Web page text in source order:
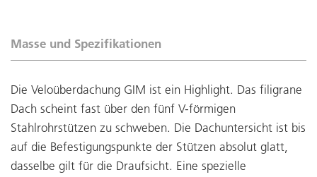
Masse und Spezifikationen
Die Veloüberdachung GIM ist ein Highlight. Das filigrane
Dach scheint fast über den fünf V-förmigen
Stahlrohrstützen zu schweben. Die Dachuntersicht ist bis
auf die Befestigungspunkte der Stützen absolut glatt,
dasselbe gilt für die Draufsicht. Eine spezielle